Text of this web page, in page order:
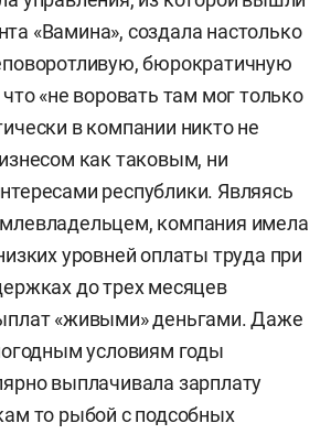
«Вамина», создала настолько
бюрократичную
«не воровать там мог только
в компании никто не
как таковым, ни
республики. Являясь
компания имела
уровней оплаты труда при
до трех месяцев
«живыми» деньгами. Даже
условиям годы
выплачивала зарплату
то рыбой с подсобных